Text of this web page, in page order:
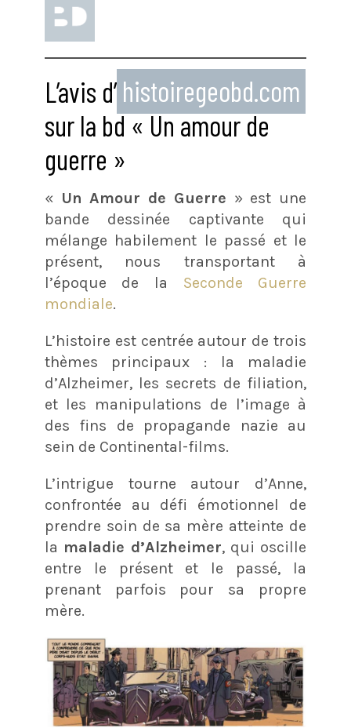
L’avis d’ histoiregeobd.com
sur la bd « Un amour de
guerre »
« Un Amour de Guerre » est une
bande dessinée captivante qui
mélange habilement le passé et le
présent, nous transportant à
l’époque de la Seconde Guerre
mondiale.
L’histoire est centrée autour de trois
thèmes principaux : la maladie
d’Alzheimer, les secrets de filiation,
et les manipulations de l’image à
des fins de propagande nazie au
sein de Continental-films.
L’intrigue tourne autour d’Anne,
confrontée au défi émotionnel de
prendre soin de sa mère atteinte de
la maladie d’Alzheimer, qui oscille
entre le présent et le passé, la
prenant parfois pour sa propre
mère.